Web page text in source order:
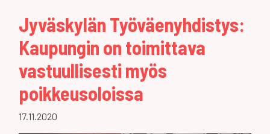
Jyväskylän Työväenyhdistys:
Kaupungin on toimittava
vastuullisesti myös
poikkeusoloissa
17.11.2020